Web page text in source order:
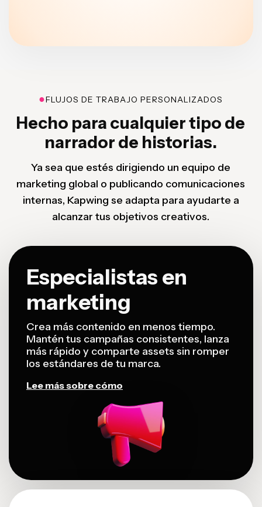
●FLUJOS DE TRABAJO PERSONALIZADOS
Hecho para cualquier tipo de
narrador de historias.
Ya sea que estés dirigiendo un equipo de
marketing global o publicando comunicaciones
internas, Kapwing se adapta para ayudarte a
alcanzar tus objetivos creativos.
Especialistas en
marketing
Crea más contenido en menos tiempo.
Mantén tus campañas consistentes, lanza
más rápido y comparte assets sin romper
los estándares de tu marca.
Lee más sobre cómo